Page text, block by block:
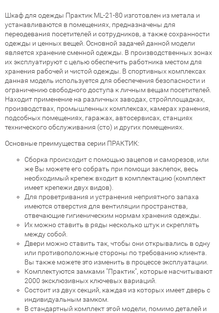
Шкаф для одежды Практик ML-21-80 изготовлен из метала и
устанавливаются в помещениях, предназначены для
переодевания посетителей и сотрудников, а также сохранности
одежды и ценных вещей. Основной задачей данной модели
является хранение сменной одежды. В производственных зонах
их эксплуатируют с целью обеспечить работника местом для
хранения рабочей и чистой одежды. В спортивных комплексах
данная модель используется для обеспечения безопасности и
ограничению свободного доступа к личным вещам посетителей.
Находит применение на различных заводах, стройплощадках,
производствах, промышленных комплексах, камерах хранения,
подсобных помещениях, гаражах, автосервисах, станциях
технического обслуживания (сто) и других помещениях.
Основные преимущества серии ПРАКТИК:
Сборка происходит с помощью зацепов и саморезов, или
же Вы можете его собрать при помощи заклепок, весь
необходимый крепеж входит в комплектацию (комплект
имеет крепежи двух видов).
Для проветривания и устранения неприятного запаха
имеются отверстия для вентиляции пространства,
отвечающие гигиеническим нормам хранения одежды.
Их можно ставить в ряды несколько штук и скреплять
между собой.
Двери можно ставить так, чтобы они открывались в одну
или противоположные стороны по требованию клиента.
Вы также можете это изменить в процессе эксплуатации.
Комплектуются замками "Практик", которые насчитывают
2000 эксклюзивных ключевых вариаций.
Состоит из двух секций, каждая из которых имеет дверь с
индивидуальным замком.
В стандартный комплект этой модели, помимо деталей и